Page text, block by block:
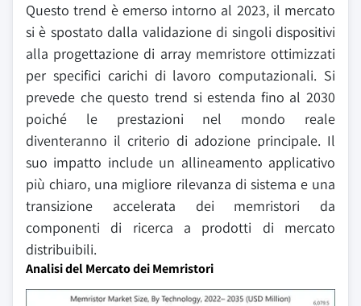
Questo trend è emerso intorno al 2023, il mercato
si è spostato dalla validazione di singoli dispositivi
alla progettazione di array memristore ottimizzati
per specifici carichi di lavoro computazionali. Si
prevede che questo trend si estenda fino al 2030
poiché le prestazioni nel mondo reale
diventeranno il criterio di adozione principale. Il
suo impatto include un allineamento applicativo
più chiaro, una migliore rilevanza di sistema e una
transizione accelerata dei memristori da
componenti di ricerca a prodotti di mercato
distribuibili.
Analisi del Mercato dei Memristori